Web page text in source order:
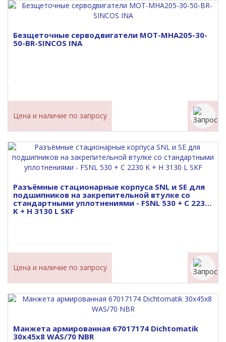
Безщеточные серводвигатели MOT-MHA205-30-
50-BR-SINCOS INA
..
Цена и наличие по запросу
Разъёмные стационарные корпуса SNL и SE для
подшипников на закрепительной втулке со
стандартными уплотнениями - FSNL 530 + C 2230
K + H 3130 L SKF
..
Цена и наличие по запросу
Манжета армированная 67017174 Dichtomatik
30x45x8 WAS/70 NBR